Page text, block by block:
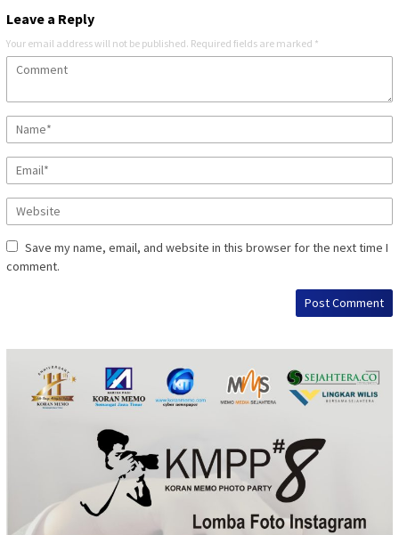
Leave a Reply
Your email address will not be published. Required fields are marked *
Save my name, email, and website in this browser for the next time I
comment.